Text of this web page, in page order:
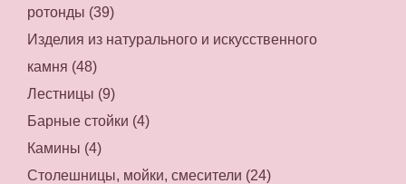
ротонды (39)
Изделия из натурального и искусственного
камня (48)
Лестницы (9)
Барные стойки (4)
Камины (4)
Столешницы, мойки, смесители (24)